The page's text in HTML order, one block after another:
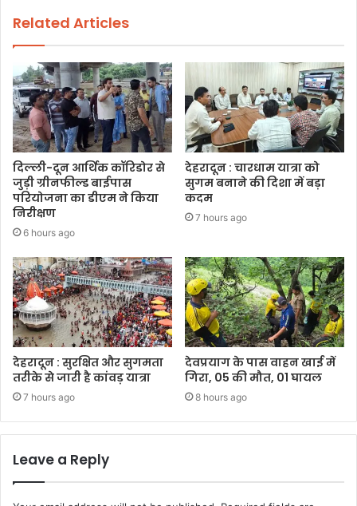
Related Articles
दिल्ली-दून आर्थिक कॉरिडोर से
जुड़ी ग्रीनफील्ड बाईपास
परियोजना का डीएम ने किया
निरीक्षण
6 hours ago
देहरादून : चारधाम यात्रा को
सुगम बनाने की दिशा में बड़ा
कदम
7 hours ago
देहरादून : सुरक्षित और सुगमता
तरीके से जारी है कांवड़ यात्रा
7 hours ago
देवप्रयाग के पास वाहन खाई में
गिरा, 05 की मौत, 01 घायल
8 hours ago
Leave a Reply